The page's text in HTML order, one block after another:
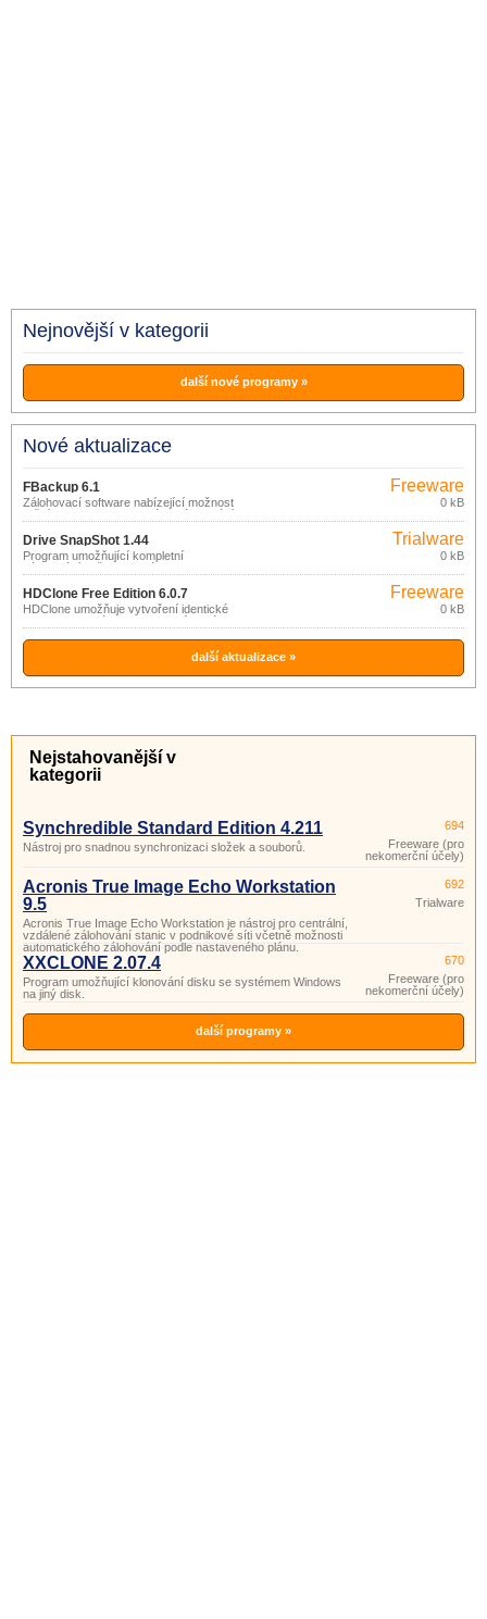
Nejnovější v kategorii
další nové programy »
Nové aktualizace
FBackup 6.1
Zálohovací software nabízející možnost
ručního nebo automatického zálohování
důležitých dat na libovolné úložiště
připojené prostřednictvím USB/Firewire
nebo v síti, v komprimované podobě
nebo formou identické kopie.
Freeware
0 kB
Drive SnapShot 1.44
Program umožňující kompletní
zálohování vašeho systému a dat
formou obrazu (image) disku.
Trialware
0 kB
HDClone Free Edition 6.0.7
HDClone umožňuje vytvoření identické
kopie dat pevného disku na jiném médiu
(IDE/ATA/SATA, SCSI a USB disk), na
fyzické úrovni.
Freeware
0 kB
další aktualizace »
Nejstahovanější v
kategorii
Synchredible Standard Edition 4.211
Nástroj pro snadnou synchronizaci složek a souborů.
694
Freeware (pro
nekomerční účely)
Acronis True Image Echo Workstation
9.5
Acronis True Image Echo Workstation je nástroj pro centrální,
vzdálené zálohování stanic v podnikové síti včetně možnosti
automatického zálohování podle nastaveného plánu.
692
Trialware
XXCLONE 2.07.4
Program umožňující klonování disku se systémem Windows
na jiný disk.
670
Freeware (pro
nekomerční účely)
další programy »